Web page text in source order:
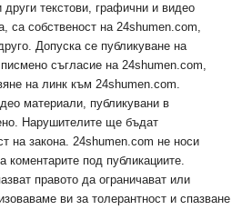
текстови, графични и видео
са собственост на 24shumen.com,
Допуска се публикуване на
съгласие на 24shumen.com,
на линк към 24shumen.com.
материали, публикувани в
Нарушителите ще бъдат
на закона. 24shumen.com не носи
коментарите под публикациите.
правото да ограничават или
ви за толерантност и спазване